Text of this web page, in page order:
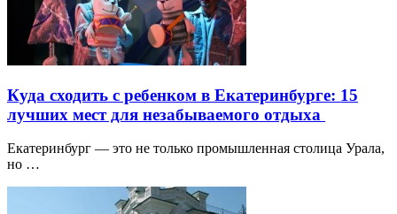
Куда сходить с ребенком в Екатеринбурге: 15
лучших мест для незабываемого отдыха
Екатеринбург — это не только промышленная столица Урала,
но …